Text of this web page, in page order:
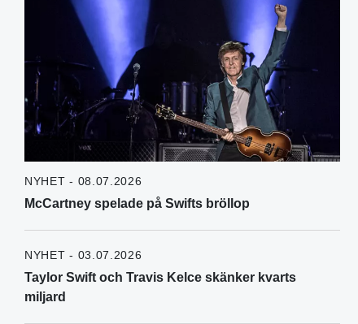
NYHET - 08.07.2026
McCartney spelade på Swifts bröllop
NYHET - 03.07.2026
Taylor Swift och Travis Kelce skänker kvarts
miljard